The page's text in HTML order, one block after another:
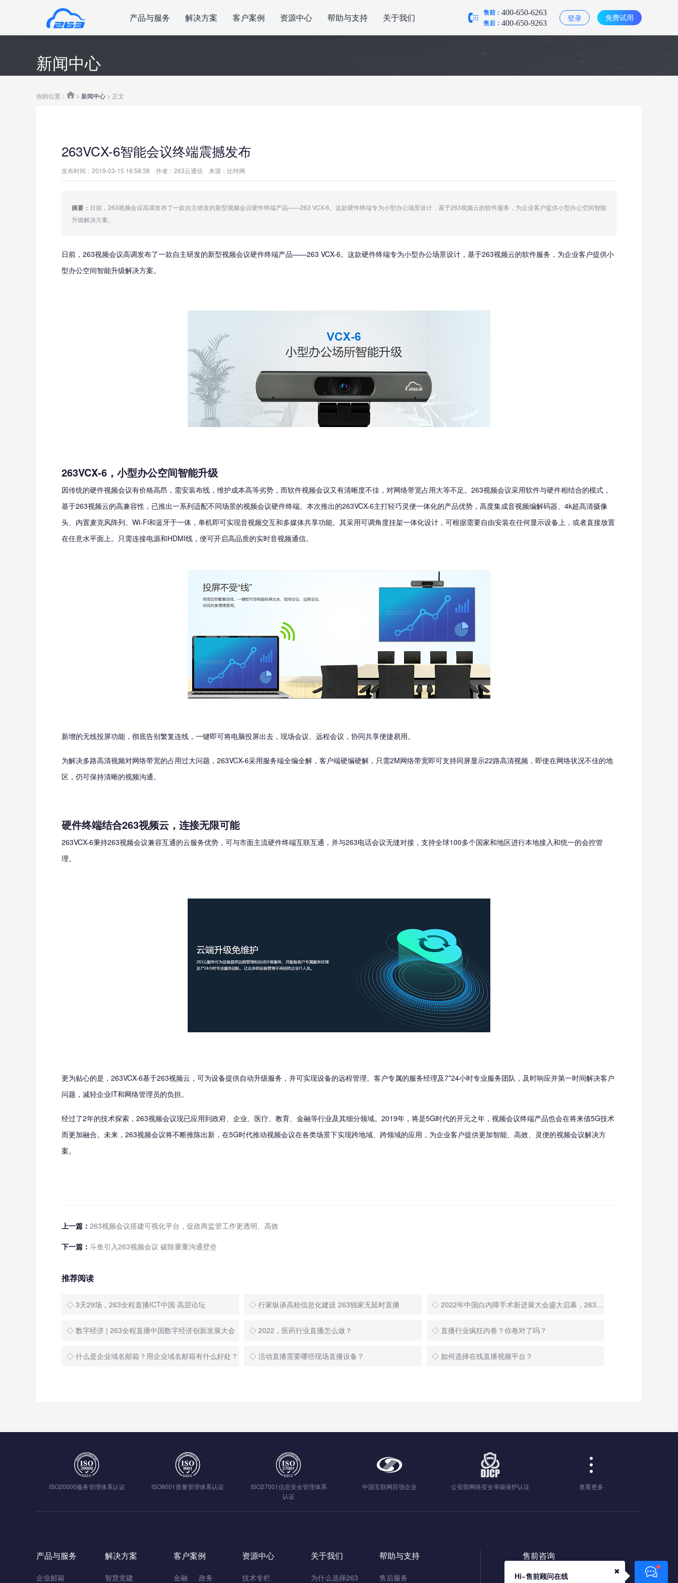
产品与服务 解决方案 客户案例 资源中心 帮助与支持 关于我们 售前： 400-650-6263
售后： 400-650-9263
免费试用
登录
你的位置： >新闻中心 > 正文
新闻中心
263VCX-6智能会议终端震撼发布
发布时间：2019-03-15 16:58:38 作者：263云通信 来源：比特网
摘要： 日前，263视频会议高调发布了一款自主研发的新型视频会议硬件终端产品——263 VCX-6。这款硬件终端专为小型办公场景设计，基于263视频云的软件服务，为企业客户提供小型办公空间智能
升级解决方案。
日前，263视频会议高调发布了一款自主研发的新型视频会议硬件终端产品——263 VCX-6。这款硬件终端专为小型办公场景设计，基于263视频云的软件服务，为企业客户提供小
型办公空间智能升级解决方案。
263VCX-6，小型办公空间智能升级
因传统的硬件视频会议有价格高昂，需安装布线，维护成本高等劣势，而软件视频会议又有清晰度不佳，对网络带宽占用大等不足。263视频会议采用软件与硬件相结合的模式，
基于263视频云的高兼容性，已推出一系列适配不同场景的视频会议硬件终端。本次推出的263VCX-6主打轻巧灵便一体化的产品优势，高度集成音视频编解码器、4k超高清摄像
头、内置麦克风阵列、Wi-Fi和蓝牙于一体，单机即可实现音视频交互和多媒体共享功能。其采用可调角度挂架一体化设计，可根据需要自由安装在任何显示设备上，或者直接放置
在任意水平面上。只需连接电源和HDMI线，便可开启高品质的实时音视频通信。
新增的无线投屏功能，彻底告别繁复连线，一键即可将电脑投屏出去，现场会议、远程会议，协同共享便捷易用。
为解决多路高清视频对网络带宽的占用过大问题，263VCX-6采用服务端全编全解，客户端硬编硬解，只需2M网络带宽即可支持同屏显示22路高清视频，即使在网络状况不佳的地
区，仍可保持清晰的视频沟通。
硬件终端结合263视频云，连接无限可能
263VCX-6秉持263视频会议兼容互通的云服务优势，可与市面主流硬件终端互联互通，并与263电话会议无缝对接，支持全球100多个国家和地区进行本地接入和统一的会控管
理。
更为贴心的是，263VCX-6基于263视频云，可为设备提供自动升级服务，并可实现设备的远程管理。客户专属的服务经理及7*24小时专业服务团队，及时响应并第一时间解决客户
问题，减轻企业IT和网络管理员的负担。
经过了2年的技术探索，263视频会议现已应用到政府、企业、医疗、教育、金融等行业及其细分领域。2019年，将是5G时代的开元之年，视频会议终端产品也会在将来借5G技术
而更加融合。未来，263视频会议将不断推陈出新，在5G时代推动视频会议在各类场景下实现跨地域、跨领域的应用，为企业客户提供更加智能、高效、灵便的视频会议解决方
案。
上一篇： 263视频会议搭建可视化平台，促政商监管工作更透明、高效
下一篇： 斗鱼引入263视频会议 破除重重沟通壁垒
推荐阅读
◇ 3天29场，263全程直播ICT中国·高层论坛 ◇ 行家纵谈高校信息化建设 263独家无延时直播 ◇ 2022年中国白内障手术新进展大会盛大启幕，263全程直播
◇ 数字经济 | 263全程直播中国数字经济创新发展大会 ◇ 2022，医药行业直播怎么做？ ◇ 直播行业疯狂内卷？你卷对了吗？
◇ 什么是企业域名邮箱？用企业域名邮箱有什么好处？ ◇ 活动直播需要哪些现场直播设备？ ◇ 如何选择在线直播视频平台？
ISO20000服务管理体系认证 ISO9001质量管理体系认证
ISO27001信息安全管理体系
认证
中国互联网百强企业 公安部网络安全等级保护认证 查看更多
产品与服务
企业邮箱
解决方案
智慧党建
客户案例
金融 政务
资源中心
技术专栏
关于我们
为什么选择263
帮助与支持
售后服务
售前咨询
400-650-6263
Hi~售前顾问在线 ✖